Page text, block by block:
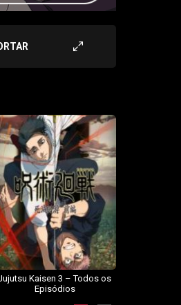
Kaisen 3 – Todos os
Episódios